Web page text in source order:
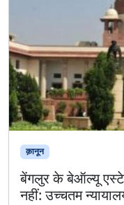
क़ानून
बेंगलुर के बेऑल्यू
नहीं: उच्चतम